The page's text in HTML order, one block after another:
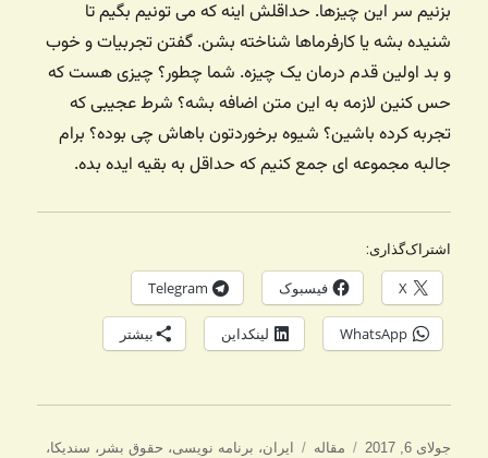
بزنیم سر این چیزها. حداقلش اینه که می تونیم بگیم تا
شنیده بشه یا کارفرماها شناخته بشن. گفتن تجربیات و خوب
و بد اولین قدم درمان یک چیزه. شما چطور؟‌ چیزی هست که
حس کنین لازمه به این متن اضافه بشه؟ شرط عجیبی که
تجربه کرده باشین؟ شیوه برخوردتون باهاش چی بوده؟ برام
جالبه مجموعه ای جمع کنیم که حداقل به بقیه ایده بده.
اشتراک‌گذاری:
X فیسبوک Telegram
WhatsApp لینکداین بیشتر
ارسال
جولای 6, 2017 دسته‌ها
مقاله برچسب‌ها
ایران، برنامه نویسی، حقوق بشر ، سندیکا،